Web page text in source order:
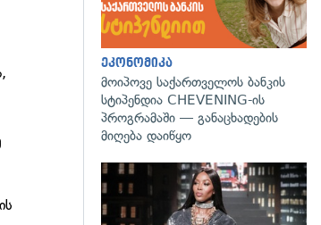
ეკონომიკა
მოიპოვე საქართველოს ბანკის
სტიპენდია CHEVENING-ის
პროგრამაში — განაცხადების
მიღება დაიწყო